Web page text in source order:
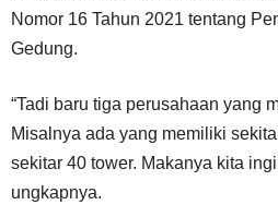
Nomor 16 Tahun 2021 tentang
Gedung.
“Tadi baru tiga perusahaan yang
Misalnya ada yang memiliki
sekitar 40 tower. Makanya kita
ungkapnya.